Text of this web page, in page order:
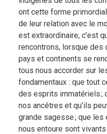
ont cette forme
de leur relation avec le
est extraordinaire, c’est
rencontrons, lorsque des
pays et continents se
tous nous accorder sur
fondamentaux : que tout
des esprits immatériels ;
nos ancêtres et qu’ils
grande sagesse ; que
nous entoure sont